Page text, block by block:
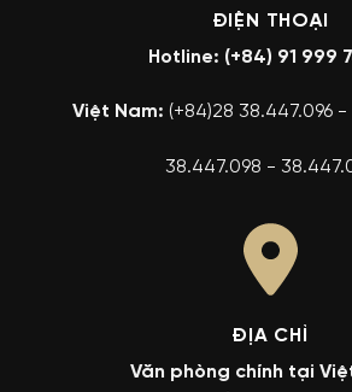
ĐIỆN THOẠI
Hotline: (+84) 91 999
Việt Nam: (+84)28 38.447.096
38.447.098 -
ĐỊA CHỈ
Văn phòng chính tại